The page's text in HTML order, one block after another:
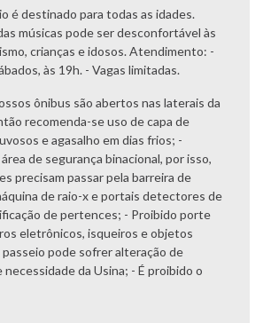
é destinado para todas as idades.
músicas pode ser desconfortável às
crianças e idosos.Atendimento: -
às 19h. - Vagas limitadas.
ônibus são abertos nas laterais da
recomenda-se uso de capa de
e agasalho em dias frios; -
de segurança binacional, por isso,
precisam passar pela barreira de
de raio-x e portais detectores de
de pertences; - Proibido porte
eletrônicos, isqueiros e objetos
pode sofrer alteração de
da Usina; - É proibido o